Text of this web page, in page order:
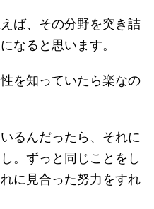
ば、その分野を突き詰
なると思います。
を知っていたら楽なの
るんだったら、それに
。ずっと同じことをし
に見合った努力をすれ